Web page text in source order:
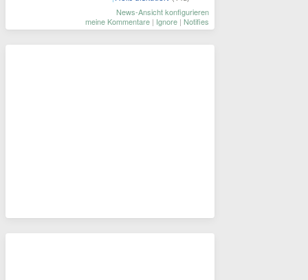
News-Ansicht konfigurieren
meine Kommentare | Ignore | Notifies